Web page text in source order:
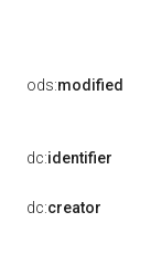
ods:modified
dc:identifier
dc:creator